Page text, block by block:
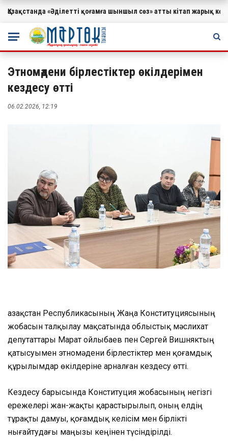
МАҢЫЗДЫ
Қазақстанда «Әділетті қоғамға шыншыл сөз» атты кітап жарық
Этномәдени бірлестіктер өкілдерімен
кездесу өтті
06.02.2026, 12:19
Қазақстан Республикасының Жаңа Конституциясының
жобасын талқылау мақсатында облыстық мәслихат
депутаттары Марат Қойлыбаев пен Сергей Вишняктың
қатысуымен этномәдени бірлестіктер мен қоғамдық
құрылымдар өкілдеріне арналған кездесу өтті.
Кездесу барысында Конституция жобасының негізгі
ережелері жан-жақты қарастырылып, оның елдің
тұрақты дамуы, қоғамдық келісім мен бірлікті
нығайтудағы маңызы кеңінен түсіндірілді.